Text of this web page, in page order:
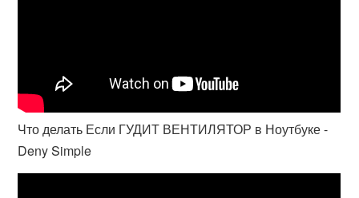
Что делать Если ГУДИТ ВЕНТИЛЯТОР в Ноутбуке -
Deny Simple